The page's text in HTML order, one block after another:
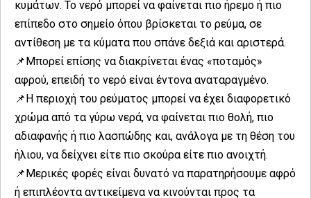
κυμάτων. Το νερό μπορεί να φαίνεται πιο ήρεμο ή πιο
επίπεδο στο σημείο όπου βρίσκεται το ρεύμα, σε
αντίθεση με τα κύματα που σπάνε δεξιά και αριστερά.
📌Μπορεί επίσης να διακρίνεται ένας «ποταμός»
αφρού, επειδή το νερό είναι έντονα αναταραγμένο.
📌Η περιοχή του ρεύματος μπορεί να έχει διαφορετικό
χρώμα από τα γύρω νερά, να φαίνεται πιο θολή, πιο
αδιαφανής ή πιο λασπώδης και, ανάλογα με τη θέση του
ήλιου, να δείχνει είτε πιο σκούρα είτε πιο ανοιχτή.
📌Μερικές φορές είναι δυνατό να παρατηρήσουμε αφρό
ή επιπλέοντα αντικείμενα να κινούνται προς τα